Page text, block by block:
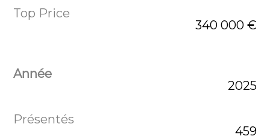
340 000 €
2025
459